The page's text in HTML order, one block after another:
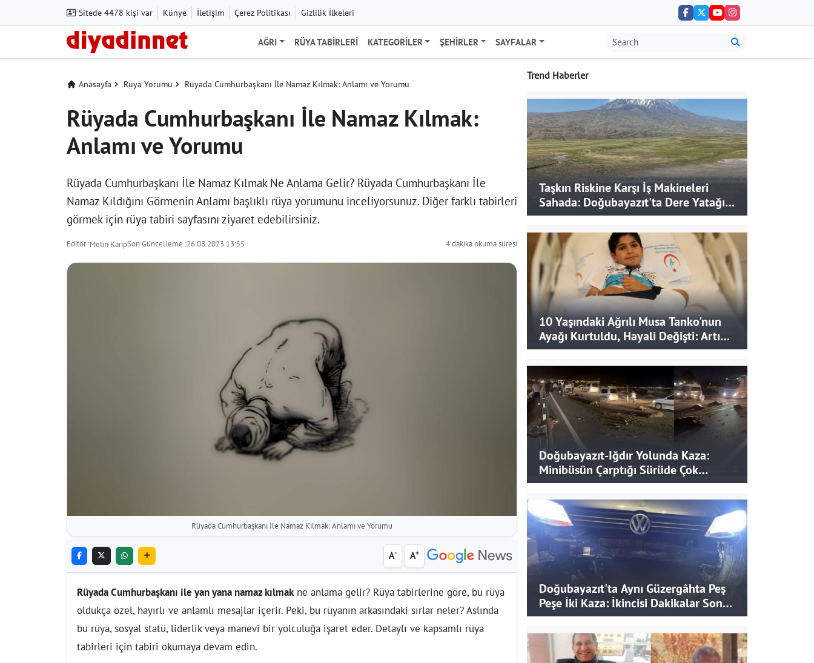
Sitede 4478 kişi var Künye İletişim Çerez Politikası Gizlilik İlkeleri
AĞRI RÜYA TABIRLERI KATEGORILER ŞEHIRLER SAYFALAR
Anasayfa Rüya Yorumu Rüyada Cumhurbaşkanı İle Namaz Kılmak: Anlamı ve Yorumu
Rüyada Cumhurbaşkanı İle Namaz Kılmak:
Anlamı ve Yorumu
Rüyada Cumhurbaşkanı İle Namaz Kılmak Ne Anlama Gelir? Rüyada Cumhurbaşkanı İle
Namaz Kıldığını Görmenin Anlamı başlıklı rüya yorumunu inceliyorsunuz. Diğer farklı tabirleri
görmek için rüya tabiri sayfasını ziyaret edebilirsiniz.
Editör :Metin KaripSon Güncelleme :26.08.2023 13:55 4 dakika okuma süresi
Rüyada Cumhurbaşkanı İle Namaz Kılmak: Anlamı ve Yorumu
A- A+
Rüyada Cumhurbaşkanı ile yan yana namaz kılmakne anlama gelir? Rüya tabirlerine göre, bu rüya
oldukça özel, hayırlı ve anlamlı mesajlar içerir. Peki, bu rüyanın arkasındaki sırlar neler? Aslında
bu rüya, sosyal statü, liderlik veya manevi bir yolculuğa işaret eder. Detaylı ve kapsamlı rüya
tabirleri için tabiri okumaya devam edin.
Trend Haberler
Taşkın Riskine Karşı İş Makineleri
Sahada: Doğubayazıt'ta Dere Yatağı
Genişletiliyor
10 Yaşındaki Ağrılı Musa Tanko'nun
Ayağı Kurtuldu, Hayali Değişti: Artık
Doktor Olmak İstiyor
Doğubayazıt-Iğdır Yolunda Kaza:
Minibüsün Çarptığı Sürüde Çok
Sayıda Koyun Telef Oldu
Doğubayazıt'ta Aynı Güzergâhta Peş
Peşe İki Kaza: İkincisi Dakikalar Sonra
Yaşandı